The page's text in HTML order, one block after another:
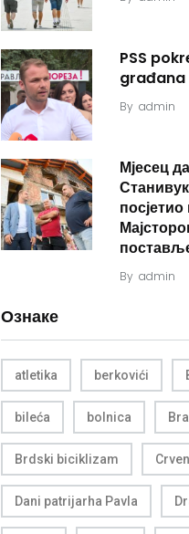
PSS
građana
By admin
Мјесец
By admin
Ознаке
atletika berkovići
bileća bolnica
Brdski biciklizam
Dani patrijarha Pavla